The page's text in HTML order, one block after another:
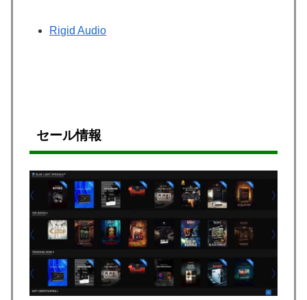
Rigid Audio
セール情報